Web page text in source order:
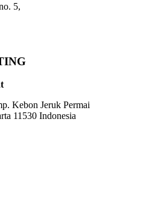
5,
Kebon Jeruk Permai
11530 Indonesia